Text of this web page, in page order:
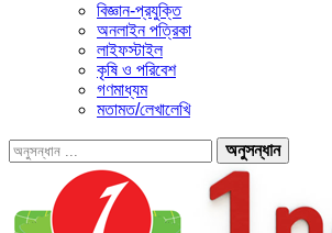
বিজ্ঞান-প্রযুক্তি
অনলাইন পত্রিকা
লাইফস্টাইল
কৃষি ও পরিবেশ
গণমাধ্যম
মতামত/লেখালেখি